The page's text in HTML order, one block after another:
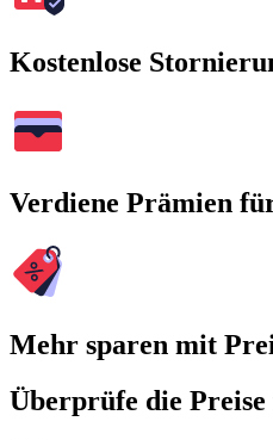
Kostenlose
Verdiene Prämien
Mehr sparen mit
Überprüfe die